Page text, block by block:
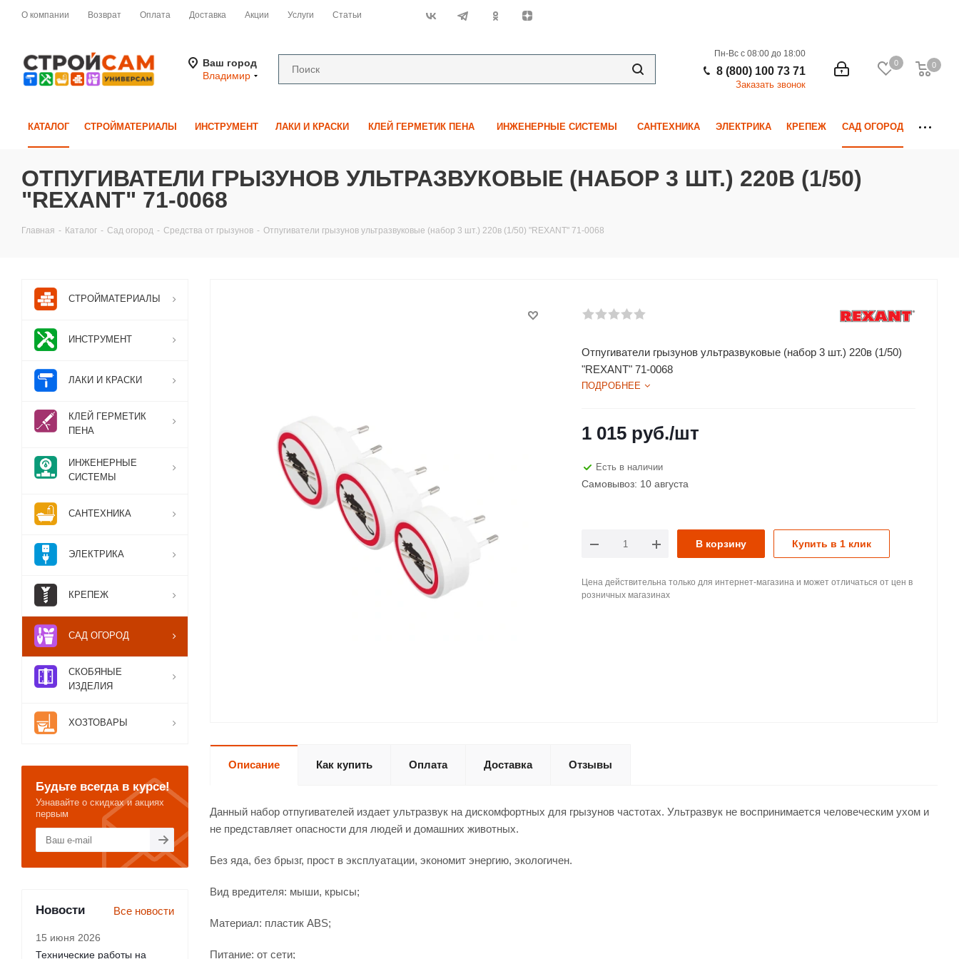
О компании Возврат Оплата Доставка Акции Услуги Статьи
Ваш город
Владимир
0 0
0
Пн-Вс с 08:00 до 18:00
8 (800) 100 73 71
Заказать звонок
КАТАЛОГ СТРОЙМАТЕРИАЛЫ ИНСТРУМЕНТ ЛАКИ И КРАСКИ КЛЕЙ ГЕРМЕТИК ПЕНА ИНЖЕНЕРНЫЕ СИСТЕМЫ САНТЕХНИКА ЭЛЕКТРИКА КРЕПЕЖ САД ОГОРОД
ОТПУГИВАТЕЛИ ГРЫЗУНОВ УЛЬТРАЗВУКОВЫЕ (НАБОР 3 ШТ.) 220В (1/50)
"REXANT" 71-0068
Главная - Каталог - Сад огород - Средства от грызунов - Отпугиватели грызунов ультразвуковые (набор 3 шт.) 220в (1/50) "REXANT" 71-0068
Отпугиватели грызунов ультразвуковые (набор 3 шт.) 220в (1/50)
"REXANT" 71-0068
ПОДРОБНЕЕ
1 015 руб./шт
Есть в наличии
Самовывоз: 10 августа
В корзину Купить в 1 клик
Цена действительна только для интернет-магазина и может отличаться от цен в
розничных магазинах
Описание Как купить Оплата Доставка Отзывы
Данный набор отпугивателей издает ультразвук на дискомфортных для грызунов частотах. Ультразвук не воспринимается человеческим ухом и
не представляет опасности для людей и домашних животных.
Без яда, без брызг, прост в эксплуатации, экономит энергию, экологичен.
Вид вредителя: мыши, крысы;
Материал: пластик ABS;
Питание: от сети;
СТРОЙМАТЕРИАЛЫ
ИНСТРУМЕНТ
ЛАКИ И КРАСКИ
КЛЕЙ ГЕРМЕТИК
ПЕНА
ИНЖЕНЕРНЫЕ
СИСТЕМЫ
САНТЕХНИКА
ЭЛЕКТРИКА
КРЕПЕЖ
САД ОГОРОД
СКОБЯНЫЕ
ИЗДЕЛИЯ
ХОЗТОВАРЫ
Будьте всегда в курсе!
Узнавайте о скидках и акциях
первым
Новости Все новости
15 июня 2026
Технические работы на